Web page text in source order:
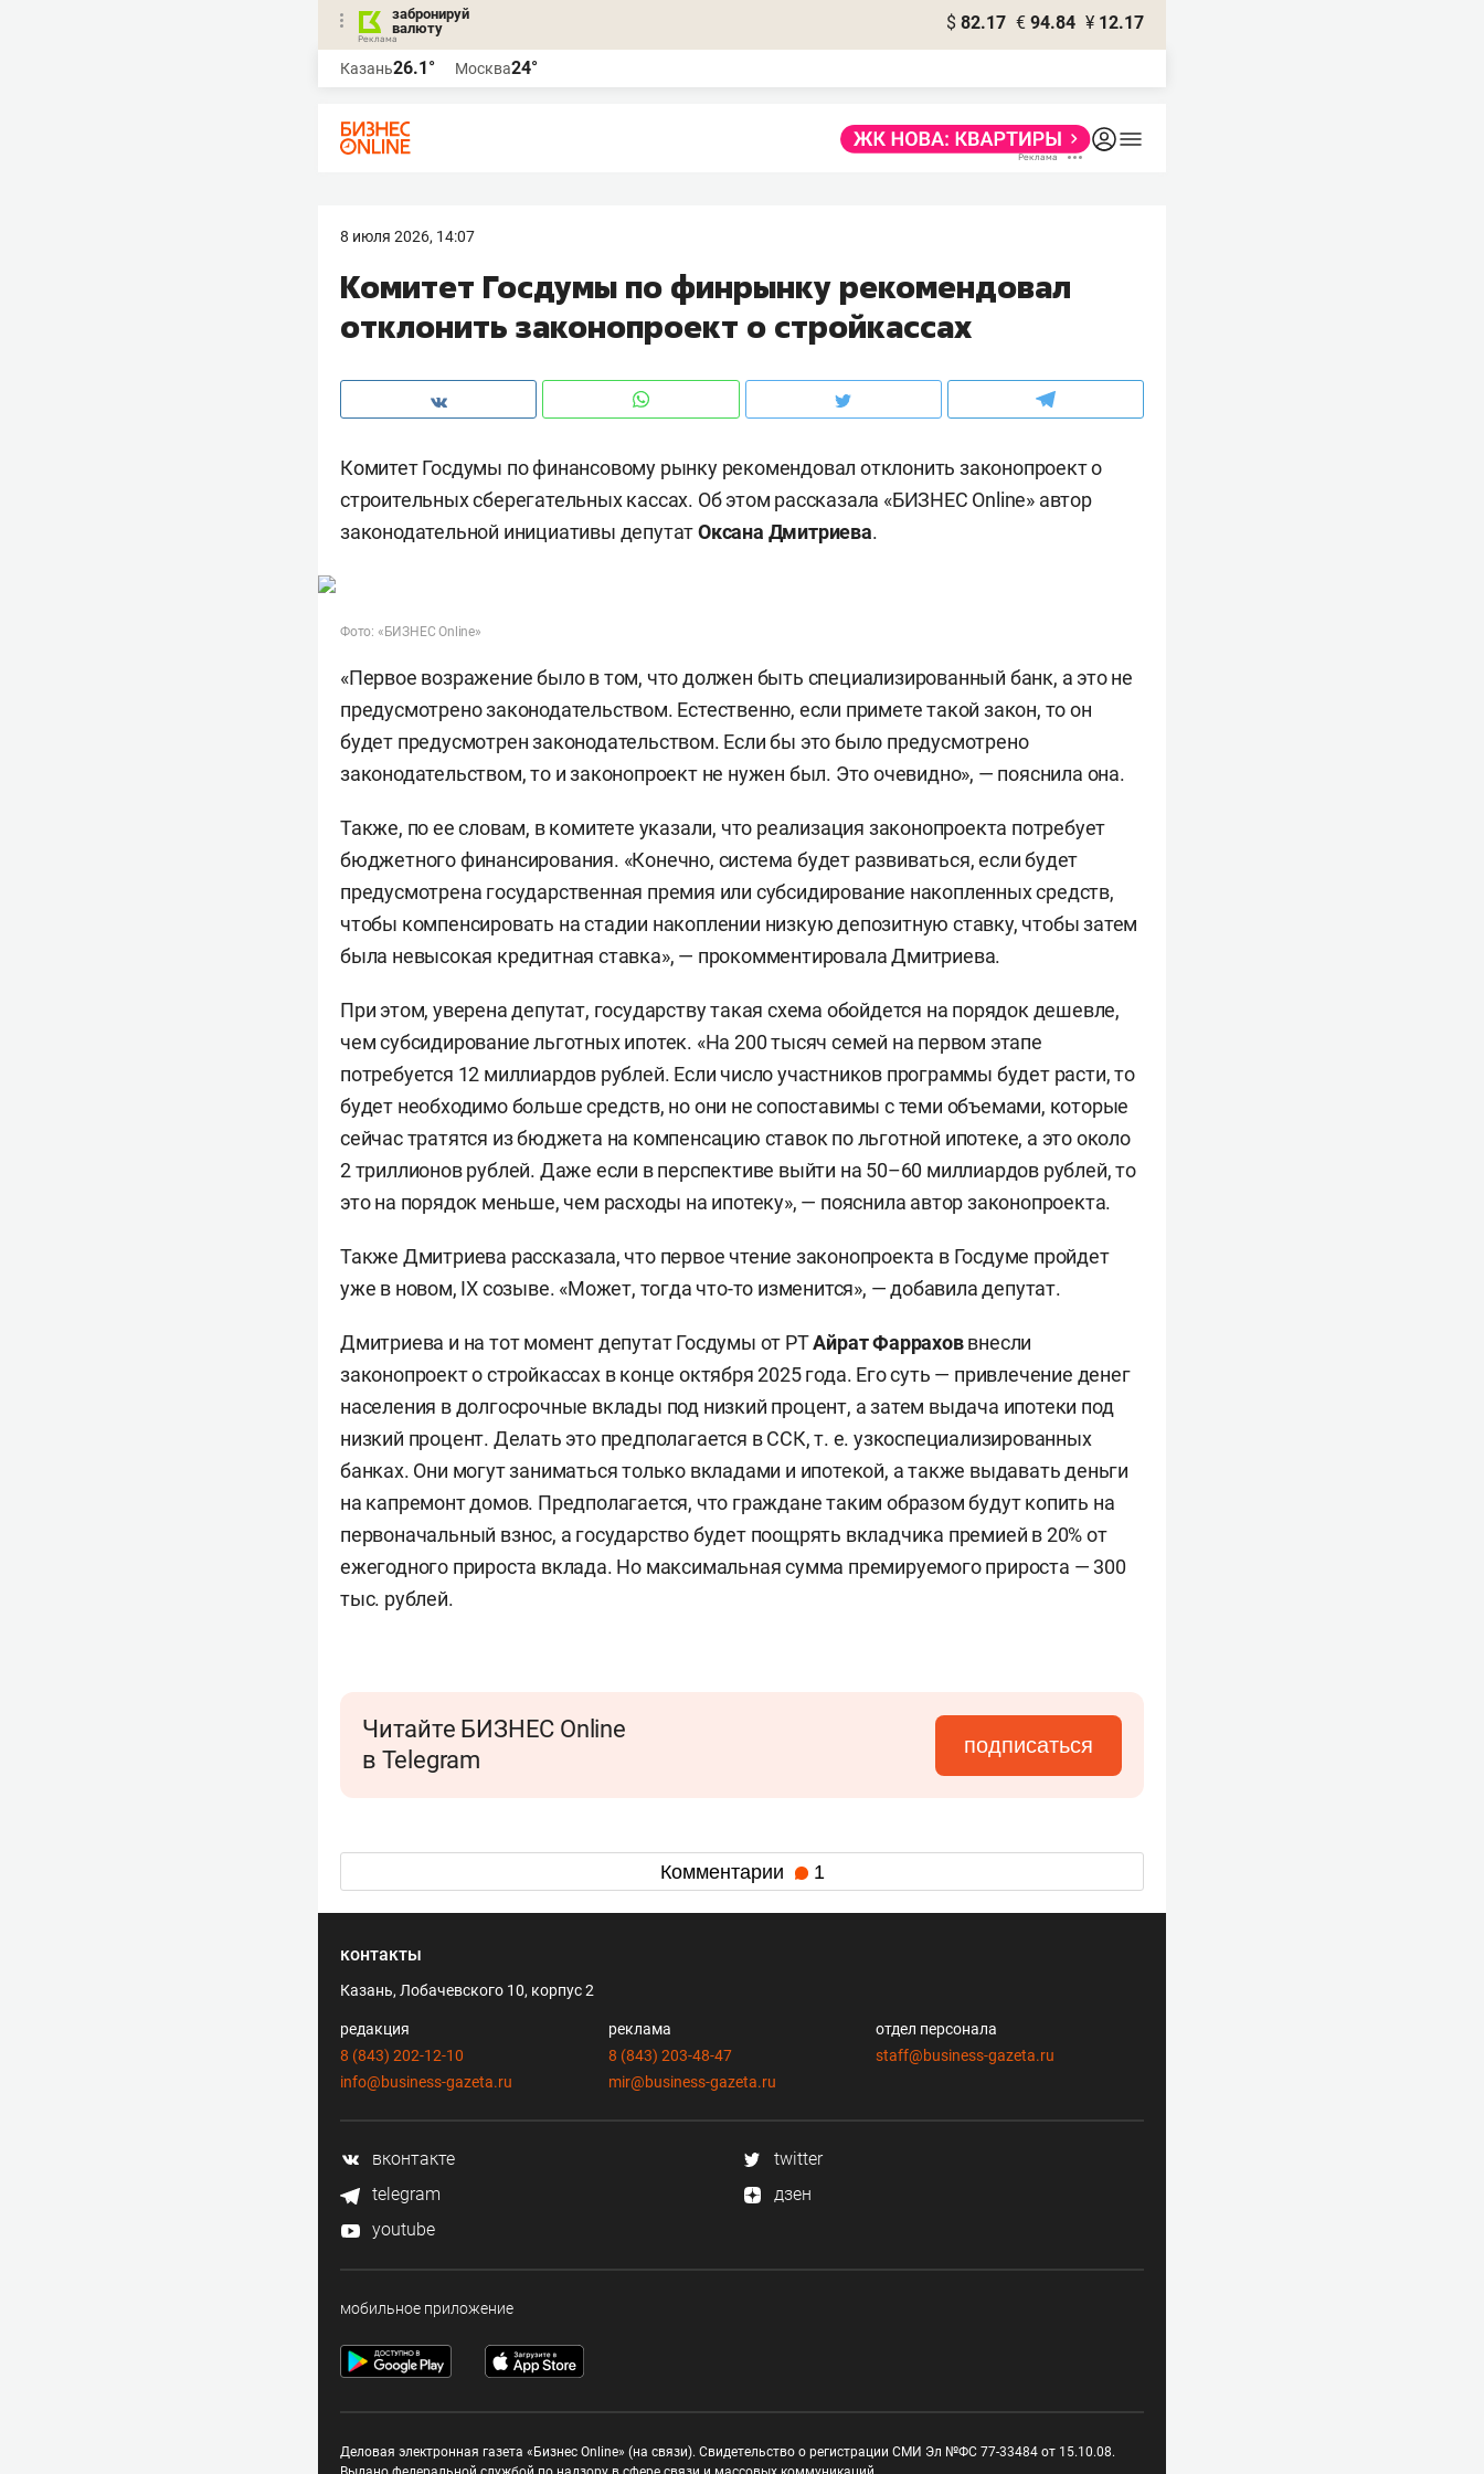
забронируй
валюту
$ 82.17 € 94.84 ¥ 12.17
Казань26.1° Москва24°
8 июля 2026, 14:07
Комитет Госдумы по финрынку рекомендовал
отклонить законопроект о стройкассах
Комитет Госдумы по финансовому рынку рекомендовал отклонить законопроект о
строительных сберегательных кассах. Об этом рассказала «БИЗНЕС Online» автор
законодательной инициативы депутатОксана Дмитриева.
Фото: «БИЗНЕС Online»
«Первое возражение было в том, что должен быть специализированный банк, а это не
предусмотрено законодательством. Естественно, если примете такой закон, то он
будет предусмотрен законодательством. Если бы это было предусмотрено
законодательством, то и законопроект не нужен был. Это очевидно», — пояснила она.
Также, по ее словам, в комитете указали, что реализация законопроекта потребует
бюджетного финансирования. «Конечно, система будет развиваться, если будет
предусмотрена государственная премия или субсидирование накопленных средств,
чтобы компенсировать на стадии накоплении низкую депозитную ставку, чтобы затем
была невысокая кредитная ставка», — прокомментировала Дмитриева.
При этом, уверена депутат, государству такая схема обойдется на порядок дешевле,
чем субсидирование льготных ипотек. «На 200 тысяч семей на первом этапе
потребуется 12 миллиардов рублей. Если число участников программы будет расти, то
будет необходимо больше средств, но они не сопоставимы с теми объемами, которые
сейчас тратятся из бюджета на компенсацию ставок по льготной ипотеке, а это около
2 триллионов рублей. Даже если в перспективе выйти на 50–60 миллиардов рублей, то
это на порядок меньше, чем расходы на ипотеку», — пояснила автор законопроекта.
Также Дмитриева рассказала, что первое чтение законопроекта в Госдуме пройдет
уже в новом, IX созыве. «Может, тогда что-то изменится», — добавила депутат.
Дмитриева и на тот момент депутат Госдумы от РТАйрат Фарраховвнесли
законопроект о стройкассах в конце октября 2025 года. Его суть — привлечение денег
населения в долгосрочные вклады под низкий процент, а затем выдача ипотеки под
низкий процент. Делать это предполагается в ССК, т. е. узкоспециализированных
банках. Они могут заниматься только вкладами и ипотекой, а также выдавать деньги
на капремонт домов. Предполагается, что граждане таким образом будут копить на
первоначальный взнос, а государство будет поощрять вкладчика премией в 20% от
ежегодного прироста вклада. Но максимальная сумма премируемого прироста — 300
тыс. рублей.
Читайте БИЗНЕС Online
в Telegram
подписаться
Комментарии 1
контакты
Казань, Лобачевского 10, корпус 2
редакция
8 (843) 202-12-10
info@business-gazeta.ru
реклама
8 (843) 203-48-47
mir@business-gazeta.ru
отдел персонала
staff@business-gazeta.ru
вконтакте
twitter
telegram
дзен
youtube
мобильное приложение
Деловая электронная газета «Бизнес Online» (на связи). Свидетельство о регистрации СМИ Эл №ФС 77-33484 от 15.10.08.